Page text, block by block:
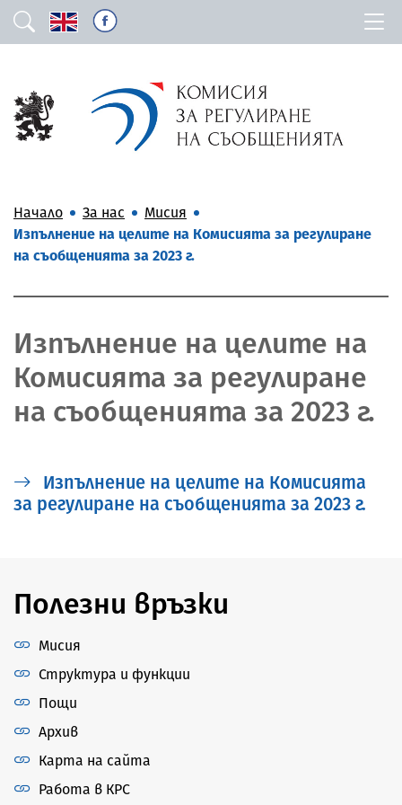
Начало За нас
Мисия
Изпълнение на целите на Комисията за регулиране
на съобщенията за 2023 г.
Изпълнение на целите на
Комисията за регулиране
на съобщенията за 2023 г.
Изпълнение на целите на Комисията
за регулиране на съобщенията за 2023 г.
Полезни връзки
Мисия
Структура и функции
Пощи
Архив
Карта на сайта
Работа в КРС